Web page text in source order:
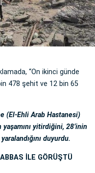
“On ikinci günde
478 şehit ve 12 bin 65
(El-Ehli Arab Hastanesi)
yitirdiğini, 28’inin
duyurdu.
İLE GÖRÜŞTÜ